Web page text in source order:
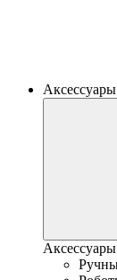
Аксессуары
Аксессуары